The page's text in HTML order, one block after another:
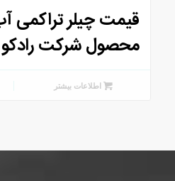
محصول شرکت رادکو
اطلاعات بیشتر